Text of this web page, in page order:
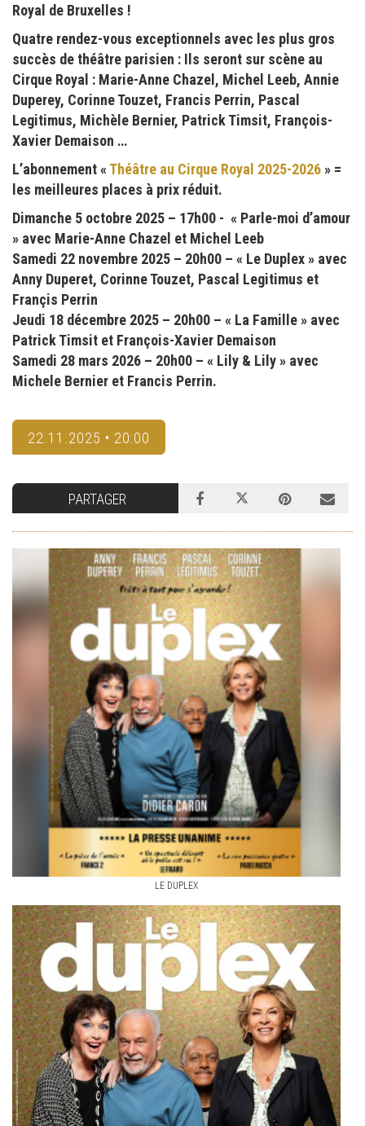
Royal de Bruxelles !
Quatre rendez-vous exceptionnels avec les plus gros
succès de théâtre parisien : Ils seront sur scène au
Cirque Royal : Marie-Anne Chazel, Michel Leeb, Annie
Duperey, Corinne Touzet, Francis Perrin, Pascal
Legitimus, Michèle Bernier, Patrick Timsit, François-
Xavier Demaison …
L’abonnement « Théâtre au Cirque Royal 2025-2026 » =
les meilleures places à prix réduit.
Dimanche 5 octobre 2025 – 17h00 - « Parle-moi d’amour
» avec Marie-Anne Chazel et Michel Leeb
Samedi 22 novembre 2025 – 20h00 – « Le Duplex » avec
Anny Duperet, Corinne Touzet, Pascal Legitimus et
Françis Perrin
Jeudi 18 décembre 2025 – 20h00 – « La Famille » avec
Patrick Timsit et François-Xavier Demaison
Samedi 28 mars 2026 – 20h00 – « Lily & Lily » avec
Michele Bernier et Francis Perrin.
22.11.2025 • 20:00
PARTAGER
LE DUPLEX